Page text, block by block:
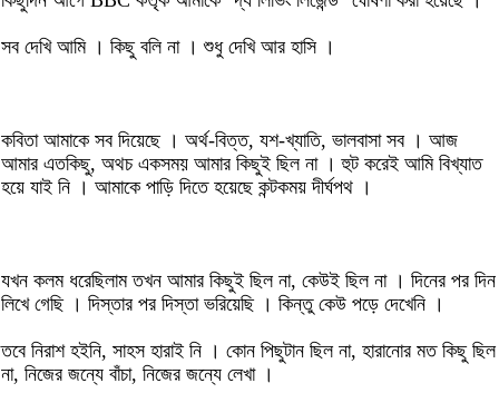
সব দেখি আমি । কিছু বলি না । শুধু দেখি আর হাসি ।
কবিতা আমাকে সব দিয়েছে । অর্থ-বিত্ত, যশ-খ্যাতি, ভালবাসা সব । আজ
আমার এতকিছু, অথচ একসময় আমার কিছুই ছিল না । হুট করেই আমি বিখ্যাত
হয়ে যাই নি । আমাকে পাড়ি দিতে হয়েছে কন্টকময় দীর্ঘপথ ।
যখন কলম ধরেছিলাম তখন আমার কিছুই ছিল না, কেউই ছিল না । দিনের পর দিন
লিখে গেছি । দিস্তার পর দিস্তা ভরিয়েছি । কিন্তু কেউ পড়ে দেখেনি ।
তবে নিরাশ হইনি, সাহস হারাই নি । কোন পিছুটান ছিল না, হারানোর মত কিছু ছিল
না, নিজের জন্যে বাঁচা, নিজের জন্যে লেখা ।